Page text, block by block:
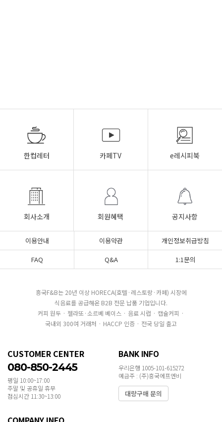
한컵레터 카페TV e레시피북
회사소개 회원혜택 공지사항
이용안내 이용약관
개인정보취급방침
FAQ
Q&A 1:1문의
흥국F&B는 20년 이상 HORECA(호텔·레스토랑·카페) 시장에
식음료를 공급해온 B2B 전문 납품 기업입니다.
커피 원두 · 젤라또·소르베 베이스 · 음료 시럽 · 캡슐커피 ·
국내외 300여 거래처 · HACCP 인증 · 전국 당일 출고
CUSTOMER CENTER
080-850-2445
평일 10:00~17:00
주말 및 공휴일 휴무
점심시간 11:30~13:00
BANK INFO
우리은행 1005-101-615272
예금주 : (주)흥국에프엔비
대량구매 문의